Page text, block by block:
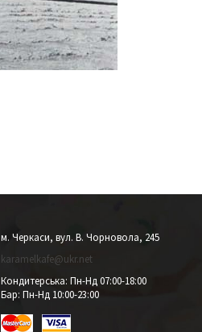
м. Черкаси, вул. В. Чорновола, 245
karamelkafe@ukr.net
Кондитерська: Пн-Нд 07:00-18:00
Бар: Пн-Нд 10:00-23:00